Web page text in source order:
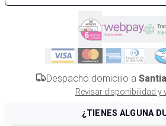
Despacho domicilio a
Revisar disponibilidad y
¿TIENES ALGUNA